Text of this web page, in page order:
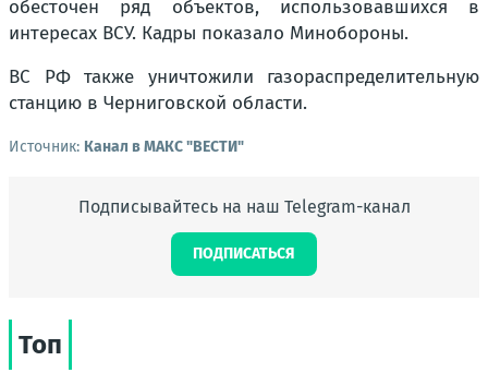
обесточен ряд объектов, использовавшихся в
интересах ВСУ. Кадры показало Минобороны.
ВС РФ также уничтожили газораспределительную
станцию в Черниговской области.
Источник: Канал в МАКС "ВЕСТИ"
Подписывайтесь на наш Telegram-канал
ПОДПИСАТЬСЯ
Топ